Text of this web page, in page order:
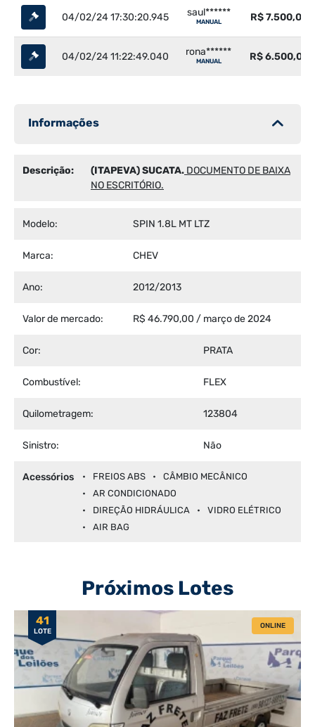
04/02/24 17:30:20.945 saul******
MANUAL R$ 7.500,00
04/02/24 11:22:49.040 rona******
MANUAL R$ 6.500,00
Informações
Descrição: (ITAPEVA) SUCATA. DOCUMENTO DE BAIXA
NO ESCRITÓRIO.
Modelo: SPIN 1.8L MT LTZ
Marca: CHEV
Ano: 2012/2013
Valor de mercado: R$ 46.790,00 / março de 2024
Cor: PRATA
Combustível: FLEX
Quilometragem: 123804
Sinistro: Não
Acessórios FREIOS ABS
CÂMBIO MECÂNICO
AR CONDICIONADO
DIREÇÃO HIDRÁULICA
VIDRO ELÉTRICO
AIR BAG
Próximos Lotes
41
LOTE
ONLINE